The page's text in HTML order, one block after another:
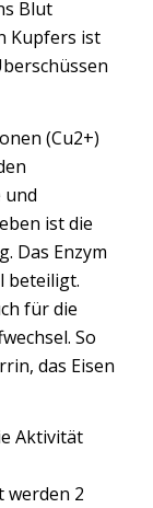
Blut
Kupfers ist
(Cu2+)
und
ist die
Das Enzym
beteiligt.
für die
So
das Eisen
Aktivität
werden 2